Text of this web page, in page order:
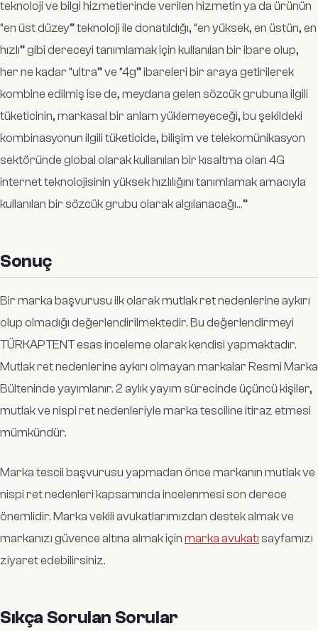
teknoloji ve bilgi hizmetlerinde verilen hizmetin ya da ürünün
“en üst düzey” teknoloji ile donatıldığı, “en yüksek, en üstün, en
hızlı” gibi dereceyi tanımlamak için kullanılan bir ibare olup,
her ne kadar “ultra” ve “4g” ibareleri bir araya getirilerek
kombine edilmiş ise de, meydana gelen sözcük grubuna ilgili
tüketicinin, markasal bir anlam yüklemeyeceği, bu şekildeki
kombinasyonun ilgili tüketicide, bilişim ve telekomünikasyon
sektöründe global olarak kullanılan bir kısaltma olan 4G
internet teknolojisinin yüksek hızlılığını tanımlamak amacıyla
kullanılan bir sözcük grubu olarak algılanacağı…”
Sonuç
Bir marka başvurusu ilk olarak mutlak ret nedenlerine aykırı
olup olmadığı değerlendirilmektedir. Bu değerlendirmeyi
TÜRKAPTENT esas inceleme olarak kendisi yapmaktadır.
Mutlak ret nedenlerine aykırı olmayan markalar Resmi Marka
Bülteninde yayımlanır. 2 aylık yayım sürecinde üçüncü kişiler,
mutlak ve nispi ret nedenleriyle marka tesciline itiraz etmesi
mümkündür.
Marka tescil başvurusu yapmadan önce markanın mutlak ve
nispi ret nedenleri kapsamında incelenmesi son derece
önemlidir. Marka vekili avukatlarımızdan destek almak ve
markanızı güvence altına almak için marka avukatı sayfamızı
ziyaret edebilirsiniz.
Sıkça Sorulan Sorular